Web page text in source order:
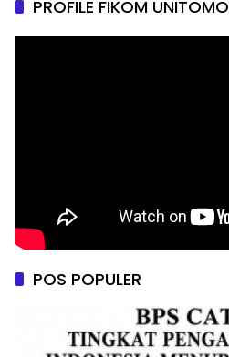
PROFILE FIKOM UNITOMO
POS POPULER